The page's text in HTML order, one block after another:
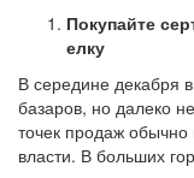
Покупайте
елку
В середине декабря
базаров, но далеко
точек продаж
власти. В больших